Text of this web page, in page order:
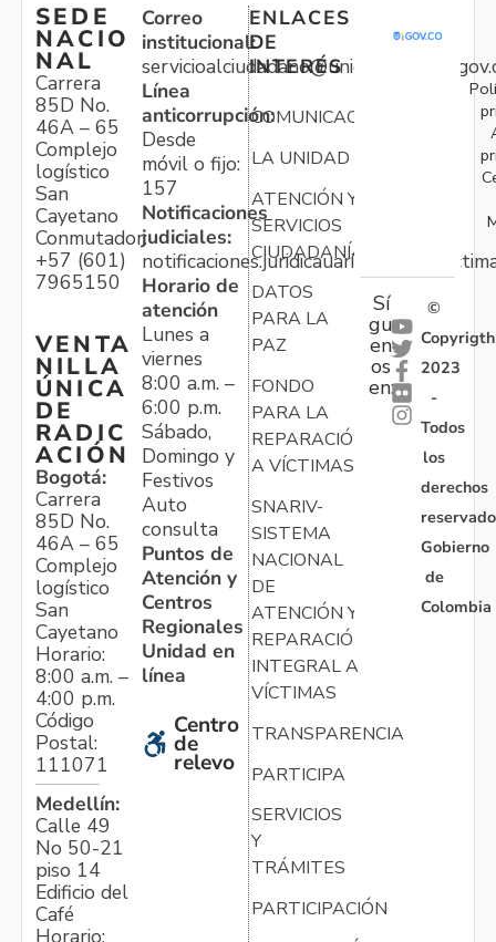
SEDE
NACIO
NAL
Carrera
85D No.
46A – 65
Complejo
logístico
San
Cayetano
Conmutador:
+57 (601)
7965150
VENTA
NILLA
ÚNICA
DE
RADIC
ACIÓN
Bogotá:
Carrera
85D No.
46A – 65
Complejo
logístico
San
Cayetano
Horario:
8:00 a.m. –
4:00 p.m.
Código
Postal:
111071
Medellín:
Calle 49
No 50-21
piso 14
Edificio del
Café
Horario:
Correo
institucional:
Línea
anticorrupción:
Desde
móvil o fijo:
157
Notificaciones
judiciales:
Horario de
atención
Lunes a
viernes
8:00 a.m. –
6:00 p.m.
Sábado,
Domingo y
Festivos
Auto
consulta
Puntos de
Atención y
Centros
Regionales
Unidad en
línea
Centro
de
relevo
ENLACES
DE
INTERÉS
COMUNICACIONES
LA UNIDAD
ATENCIÓN Y
SERVICIOS
CIUDADANÍA
DATOS
PARA LA
PAZ
FONDO
PARA LA
REPARACIÓN
A VÍCTIMAS
SNARIV-
SISTEMA
NACIONAL
DE
ATENCIÓN Y
REPARACIÓN
INTEGRAL A
VÍCTIMAS
TRANSPARENCIA
PARTICIPA
SERVICIOS
Y
TRÁMITES
PARTICIPACIÓN
Sí
gu
en
os
en:
©
Copyrigth
2023
-
Todos
los
derechos
Gobierno
de
Colombia